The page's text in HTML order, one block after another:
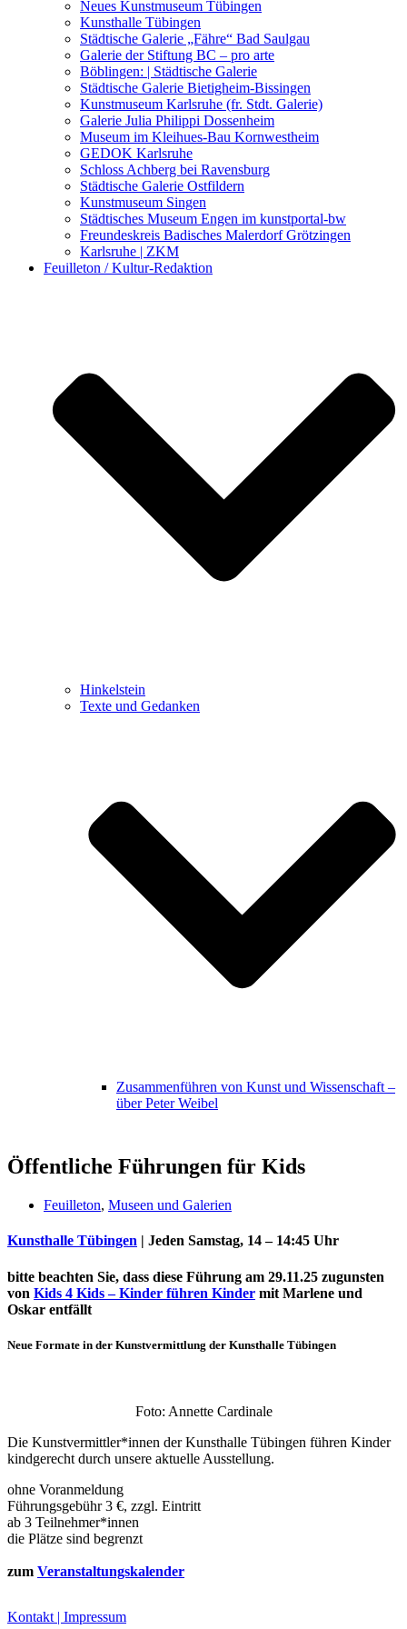
Kunstwettbewerbe, Ausschreibungen für Künstler
Neues Kunstmuseum Tübingen
Kunsthalle Tübingen
Städtische Galerie „Fähre“ Bad Saulgau
Galerie der Stiftung BC – pro arte
Böblingen: | Städtische Galerie
Städtische Galerie Bietigheim-Bissingen
Kunstmuseum Karlsruhe (fr. Stdt. Galerie)
Galerie Julia Philippi Dossenheim
Museum im Kleihues-Bau Kornwestheim
GEDOK Karlsruhe
Schloss Achberg bei Ravensburg
Städtische Galerie Ostfildern
Kunstmuseum Singen
Städtisches Museum Engen im kunstportal-bw
Freundeskreis Badisches Malerdorf Grötzingen
Karlsruhe | ZKM
Feuilleton / Kultur-Redaktion
Hinkelstein
Texte und Gedanken
Zusammenführen von Kunst und Wissenschaft –
über Peter Weibel
Uli Rothfuss
Harald Schwiers
Öffentliche Führungen für Kids
Feuilleton, Museen und Galerien
Kunsthalle Tübingen | Jeden Samstag, 14 – 14:45 Uhr
bitte beachten Sie, dass diese Führung am 29.11.25 zugunsten
von Kids 4 Kids – Kinder führen Kinder mit Marlene und
Oskar entfällt
Neue Formate in der Kunstvermittlung der Kunsthalle Tübingen
Foto: Annette Cardinale
Die Kunstvermittler*innen der Kunsthalle Tübingen führen Kinder
kindgerecht durch unsere aktuelle Ausstellung.
ohne Voranmeldung
Führungsgebühr 3 €, zzgl. Eintritt
ab 3 Teilnehmer*innen
die Plätze sind begrenzt
zum Veranstaltungskalender
Kontakt | Impressum